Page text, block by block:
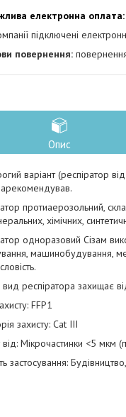
підключені
Опис
варіант (респіратор
протиаерозольний,
хімічних,
одноразовий Сізам
машинобудування,
респіратора захищає
FFP1
захисту: Cat III
від: Мікрочастинки <5 мкм
застосування: